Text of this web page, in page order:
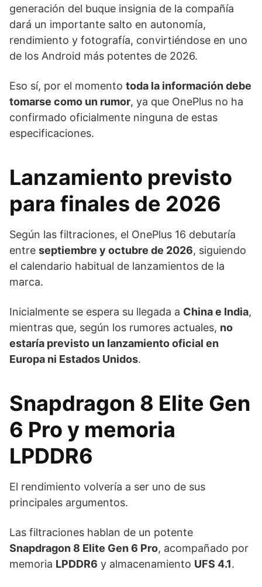
generación del buque insignia de la compañía
dará un importante salto en autonomía,
rendimiento y fotografía, convirtiéndose en uno
de los Android más potentes de 2026.
Eso sí, por el momento toda la información debe
tomarse como un rumor, ya que OnePlus no ha
confirmado oficialmente ninguna de estas
especificaciones.
Lanzamiento previsto
para finales de 2026
Según las filtraciones, el OnePlus 16 debutaría
entre septiembre y octubre de 2026, siguiendo
el calendario habitual de lanzamientos de la
marca.
Inicialmente se espera su llegada a China e India,
mientras que, según los rumores actuales, no
estaría previsto un lanzamiento oficial en
Europa ni Estados Unidos.
Snapdragon 8 Elite Gen
6 Pro y memoria
LPDDR6
El rendimiento volvería a ser uno de sus
principales argumentos.
Las filtraciones hablan de un potente
Snapdragon 8 Elite Gen 6 Pro, acompañado por
memoria LPDDR6 y almacenamiento UFS 4.1.